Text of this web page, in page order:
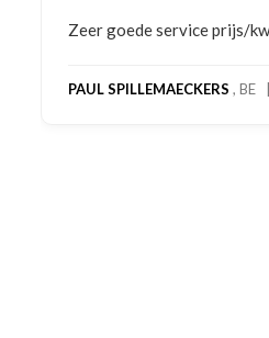
Bestelling gedaan vanwege
bestelling al ontvangen